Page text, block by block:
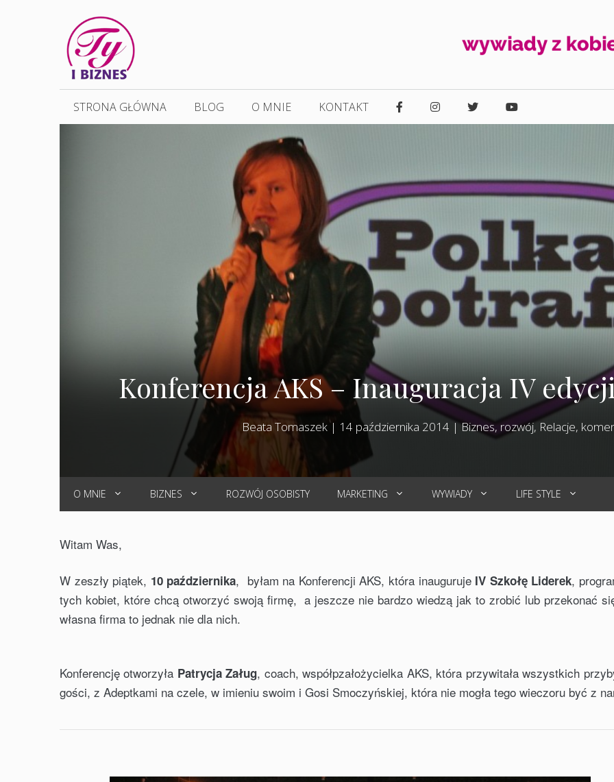
STRONA GŁÓWNA BLOG O MNIE KONTAKT
Konferencja AKS – Inauguracja IV
Beata Tomaszek| 14 października 2014 |Biznes, rozwój, Relacje,
O MNIE BIZNES ROZWÓJ OSOBISTY MARKETING WYWIADY LIFE STYLE
Witam Was,
W zeszły piątek, 10 października, byłam na Konferencji AKS, która inauguruje IV Szkołę Liderek,
tych kobiet, które chcą otworzyć swoją firmę, a jeszcze nie bardzo wiedzą jak to zrobić lub przekonać
własna firma to jednak nie dla nich.
Konferencję otworzyła Patrycja Załug, coach, współpzałożycielka AKS, która przywitała wszystkich
gości, z Adeptkami na czele, w imieniu swoim i Gosi Smoczyńskiej, która nie mogła tego wieczoru być z